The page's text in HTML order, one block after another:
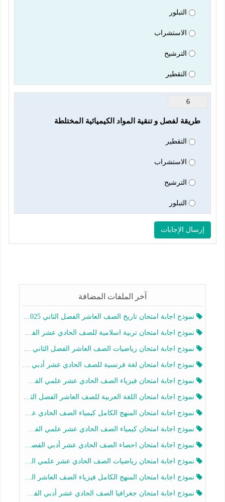
التبلور
الاستشراب
الترشيح
التقطير
6
طريقة لفصل و تنقية المواد الكيميائية المختلطة
التقطير
الاستشراب
الترشيح
التبلور
آخر الملفات المضافة
نموذج اجابة امتحان تاريخ الصف العاشر الفصل الثاني 2025-2026
نموذج اجابة امتحان تربية اسلامية للصف الحادي عشر الفصل الثاني 2025-2026
نموذج اجابة امتحان رياضيات الصف العاشر الفصل الثاني 2025-2026
نموذج اجابة امتحان لغة فرنسية للصف الحادي عشر أدبي الفصل الثاني 2025-2026
نموذج اجابة امتحان فيزياء الصف الحادي عشر علمي الفصل الثاني 2025-2026
نموذج اجابة امتحان اللغة العربية للصف العاشر الفصل الثاني 2025-2026
نموذج اجابة امتحان المنهج الكامل كيمياء الصف الحادي عشر علمي الفصل الثاني 2025-2026
نموذج اجابة امتحان كيمياء الصف الحادي عشر علمي الفصل الثاني 2025-2026
نموذج اجابة امتحان احصاء الصف الحادي عشر أدبي الفصل الثاني 2025-2026
نموذج اجابة امتحان رياضيات الصف الحادي عشر علمي الفصل الثاني 2025-2026
نموذج اجابة امتحان المنهج الكامل فيزياء الصف العاشر الفصل الثاني 2025-2026
نموذج اجابة امتحان جغرافيا الصف الحادي عشر أدبي الفصل الثاني 2025-2026